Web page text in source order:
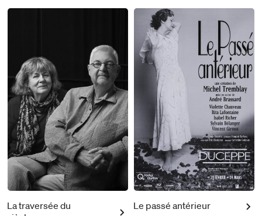
La traversée du
Le passé antérieur